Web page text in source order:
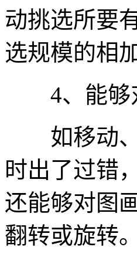
动挑选所要
选规模的相
4、能够
如移动、
时出了过错
还能够对图
翻转或旋转。